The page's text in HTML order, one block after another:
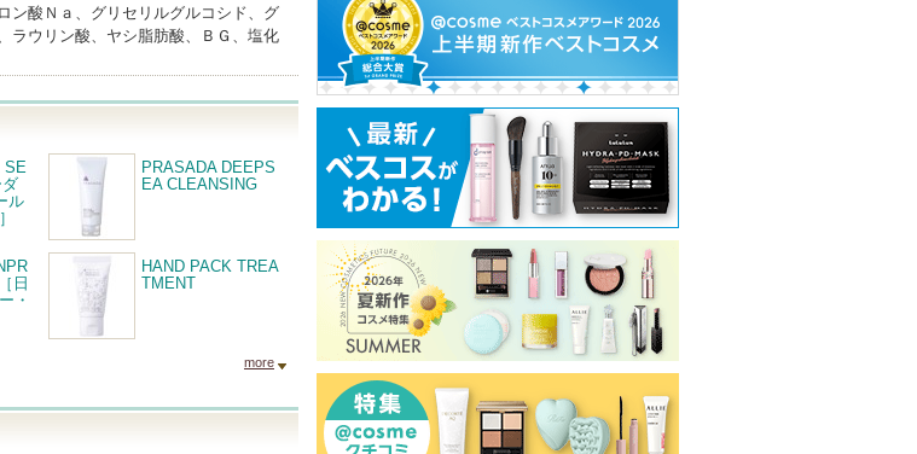
ン酸Ｎａ、グリセリルグルコシド、グ
ラウリン酸、ヤシ脂肪酸、ＢＧ、塩化
SE
ル
PRASADA DEEPS
EA CLEANSING
日
・
HAND PACK TREA
TMENT
more